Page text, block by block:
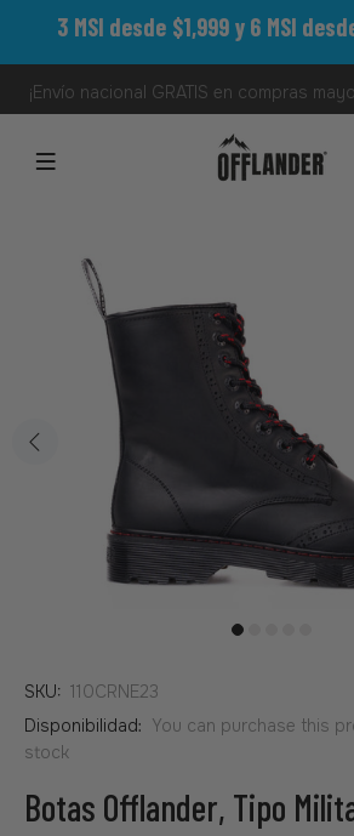
3 MSI desde $1,999 y 6 MSI
¡Envío nacional GRATIS en compras
SKU: 110CRNE23
Disponibilidad: You can purchase this
stock
Botas Offlander, Tipo